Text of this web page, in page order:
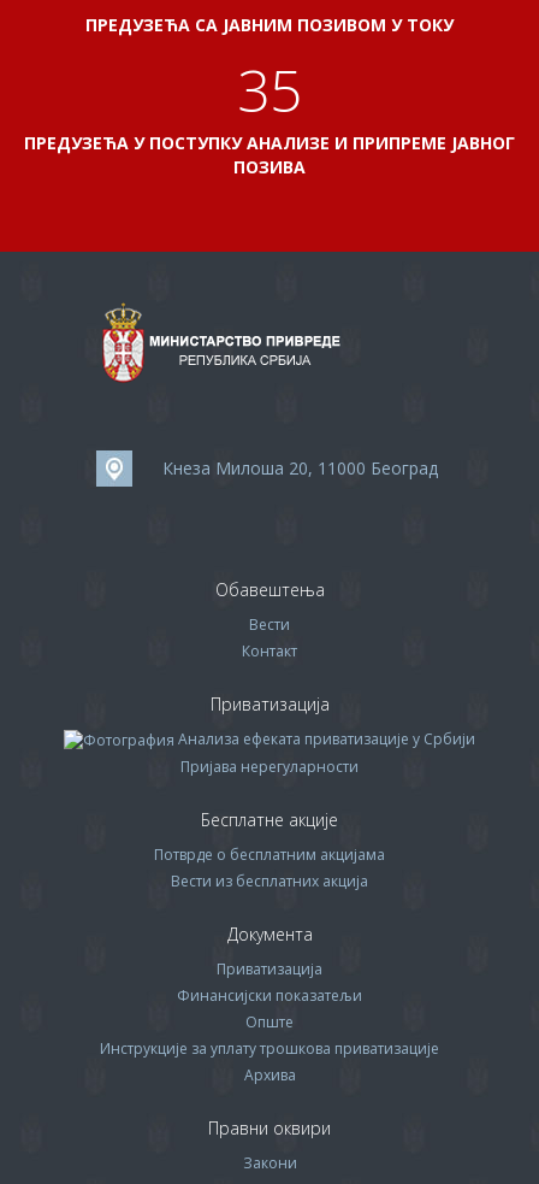
ПРЕДУЗЕЋА СА ЈАВНИМ ПОЗИВОМ У ТОКУ
38
ПРЕДУЗЕЋА У ПОСТУПКУ АНАЛИЗЕ И ПРИПРЕМЕ ЈАВНОГ
ПОЗИВА
Кнеза Милоша 20, 11000 Београд
Обавештења
Вести
Контакт
Приватизација
Анализа ефеката приватизације у Србији
Пријава нерегуларности
Бесплатне акције
Потврде о бесплатним акцијама
Вести из бесплатних акција
Документа
Приватизација
Финансијски показатељи
Опште
Инструкције за уплату трошкова приватизације
Архива
Правни оквири
Закони